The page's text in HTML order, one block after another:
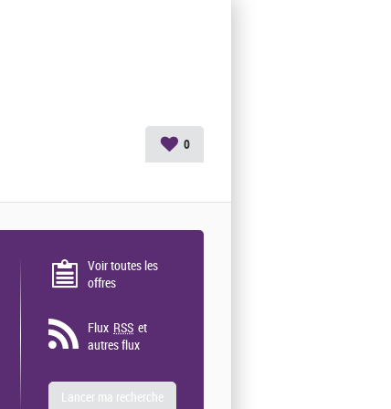
0
Voir toutes les
offres
Flux RSS et
autres flux